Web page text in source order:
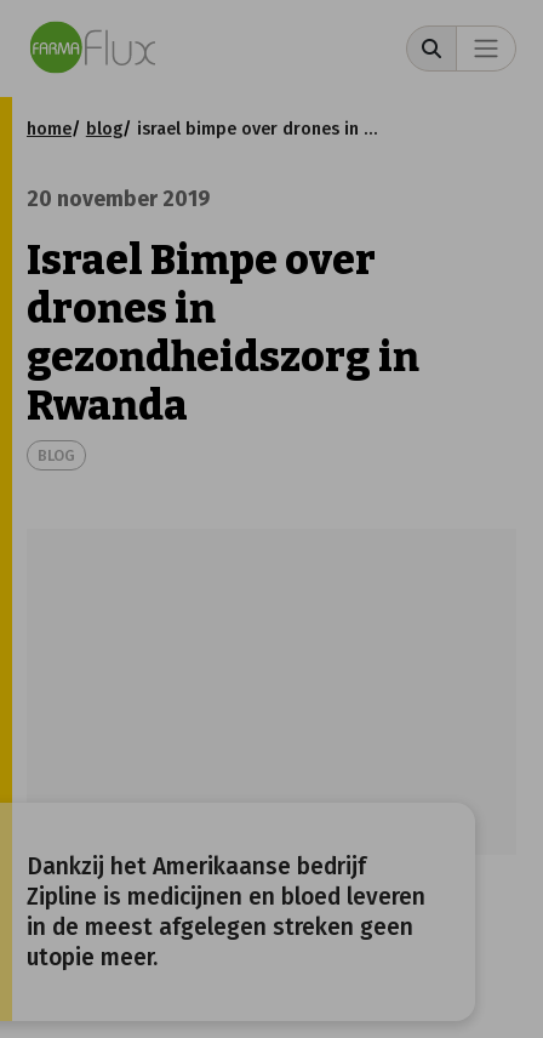
home blog israel bimpe over drones in gezondheidszorg in rwanda
20 november 2019
Israel Bimpe over
drones in
gezondheidszorg in
Rwanda
BLOG
Dankzij het Amerikaanse bedrijf
Zipline is medicijnen en bloed leveren
in de meest afgelegen streken geen
utopie meer.